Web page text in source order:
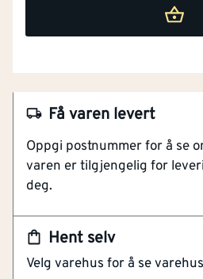
Hent selv
Velg varehus for å se
Få varen levert
Oppgi postnummer for å se
varen er tilgjengelig for
deg.
Beskytter mot regn og skitt
Biologisk nedbrytbar
PFC-fri
skoene og støvlene dine mot
alle slags materialer som
skinn og lær. Opprettholder